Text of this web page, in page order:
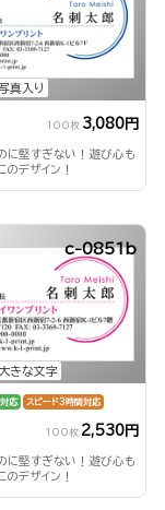
真入り
100枚 3,080円
に堅すぎない！遊び心も
のデザイン！
大きな文字
c-0851b
応 スピード3時間対応
100枚 2,530円
に堅すぎない！遊び心も
のデザイン！